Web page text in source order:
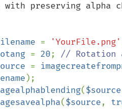
with preserving alpha
$filename
= 'YourFile.png'
= 20; // Rotation
=
);
($source
($source,